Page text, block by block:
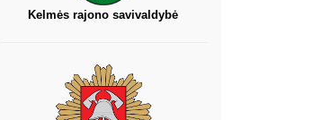
Kelmės rajono savivaldybė